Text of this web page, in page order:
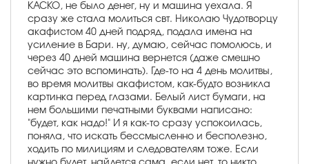
КАСКО, не было денег, ну и машина уехала. Я
сразу же стала молиться свт. Николаю Чудотворцу
акафистом 40 дней подряд, подала имена на
усиление в Бари. ну, думаю, сейчас помолюсь, и
через 40 дней машина вернется (даже смешно
сейчас это вспоминать). Где-то на 4 день молитвы,
во время молитвы акафистом, как-будто возникла
картинка перед глазами. Белый лист бумаги, на
нем большими печатными буквами написано:
"будет, как надо!" И я как-то сразу успокоилась,
поняла, что искать бессмысленно и бесполезно,
ходить по милициям и следователям тоже. Если